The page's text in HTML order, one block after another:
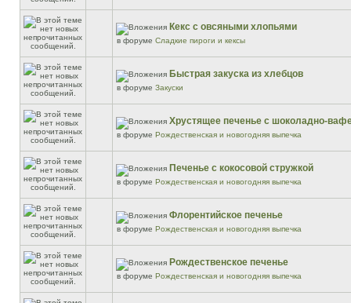
Кекс с овсяными хлопьями
в форуме Сладкие пироги и кексы
Быстрая закуска из хлебцов
в форуме Закуски
Хрустящее печенье с шоколадно-
в форуме Рождественская и новогодняя выпечка
Печенье с кокосовой стружкой
в форуме Рождественская и новогодняя выпечка
Флорентийское печенье
в форуме Рождественская и новогодняя выпечка
Рождественское печенье
в форуме Рождественская и новогодняя выпечка